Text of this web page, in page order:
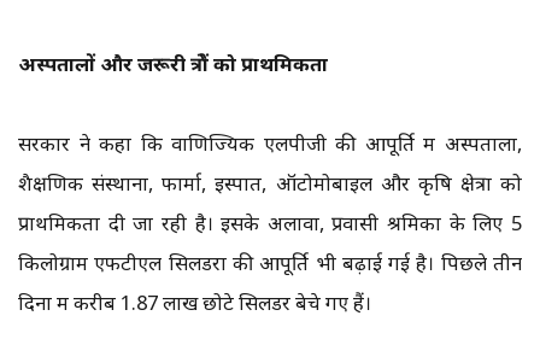
अस्पतालों और जरूरी क्षेत्रों को प्राथमिकता
सरकार ने कहा कि वाणिज्यिक एलपीजी की आपूर्ति में अस्पतालों,
शैक्षणिक संस्थानों, फार्मा, इस्पात, ऑटोमोबाइल और कृषि क्षेत्रों को
प्राथमिकता दी जा रही है। इसके अलावा, प्रवासी श्रमिकों के लिए 5
किलोग्राम एफटीएल सिलेंडरों की आपूर्ति भी बढ़ाई गई है। पिछले तीन
दिनों में करीब 1.87 लाख छोटे सिलेंडर बेचे गए हैं।